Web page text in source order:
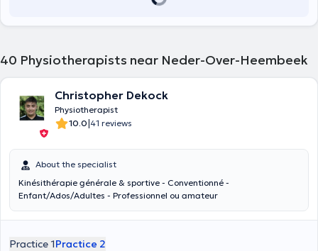
40 Physiotherapists near Neder-Over-Heembeek
Christopher Dekock
Physiotherapist
10.0|41 reviews
About the specialist
Kinésithérapie générale & sportive - Conventionné -
Enfant/Ados/Adultes - Professionnel ou amateur
Practice 1Practice 2